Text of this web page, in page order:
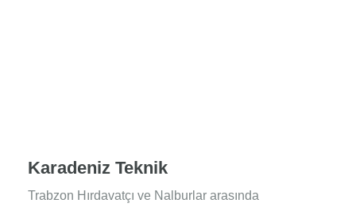
Karadeniz Teknik
Trabzon Hırdavatçı ve Nalburlar arasında